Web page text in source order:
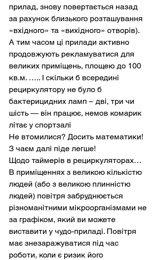
прилад, знову повертається назад
за рахунок близького розташування
«вхідного» та «вихідного» отворів).
А тим часом ці прилади активно
продовжують рекламуватися для
великих приміщень, площею до 100
кв.м. ….. І скільки б всередині
рециркулятору не було б
бактерицидних ламп – дві, три чи
шість — він працює, немов комарик
літає у спортзалі
Не втомилися? Досить математики!
З чаєм далі піде легше!
Щодо таймерів в рециркуляторах…
В приміщеннях з великою кількістю
людей (або з великою плинністю
людей) повітря забруднюється
різноманітними мікроорганізмами не
за графіком, який ви можете
виставити у чудо-приладі. Повітря
має знезаражуватися під час
роботи, коли є ризик його